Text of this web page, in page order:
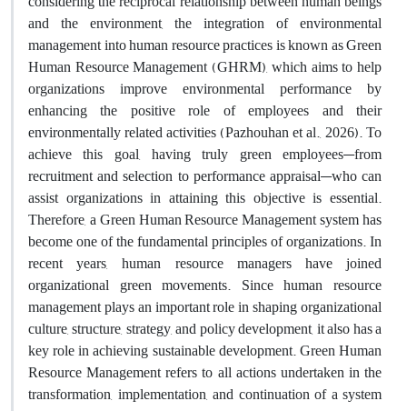
and the environment, the integration of environmental
management into human resource practices is known as Green
Human Resource Management (GHRM), which aims to help
organizations improve environmental performance by
enhancing the positive role of employees and their
environmentally related activities (Pazhouhan et al., 2026). To
achieve this goal, having truly green employees—from
recruitment and selection to performance appraisal—who can
assist organizations in attaining this objective is essential.
Therefore, a Green Human Resource Management system has
become one of the fundamental principles of organizations. In
recent years, human resource managers have joined
organizational green movements. Since human resource
management plays an important role in shaping organizational
culture, structure, strategy, and policy development, it also has a
key role in achieving sustainable development. Green Human
Resource Management refers to all actions undertaken in the
transformation, implementation, and continuation of a system